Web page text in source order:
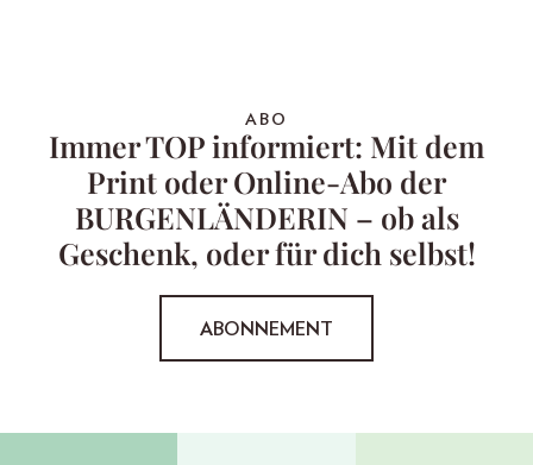
ABO
Immer TOP informiert: Mit dem
Print oder Online-Abo der
BURGENLÄNDERIN – ob als
Geschenk, oder für dich selbst!
ABONNEMENT